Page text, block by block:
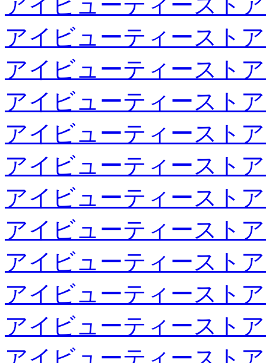
アイビューティースト
アイビューティースト
アイビューティースト
アイビューティースト
アイビューティースト
アイビューティースト
アイビューティースト
アイビューティースト
アイビューティースト
アイビューティースト